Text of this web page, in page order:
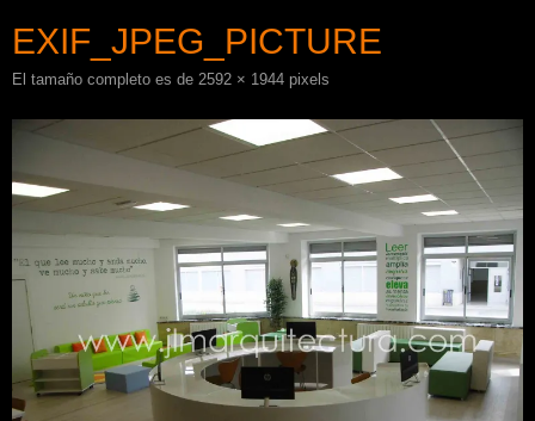
EXIF_JPEG_PICTURE
El tamaño completo es de 2592 × 1944 pixels